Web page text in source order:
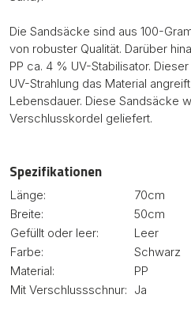
Die Sandsäcke sind aus 100-
von robuster Qualität. Darüber
PP ca. 4 % UV-Stabilisator.
UV-Strahlung das Material
Lebensdauer. Diese Sandsäcke
Verschlusskordel geliefert.
Spezifikationen
Länge:
70cm
Breite:
50cm
Gefüllt oder leer:
Leer
Farbe:
Schwarz
Material:
PP
Mit Verschlussschnur: Ja